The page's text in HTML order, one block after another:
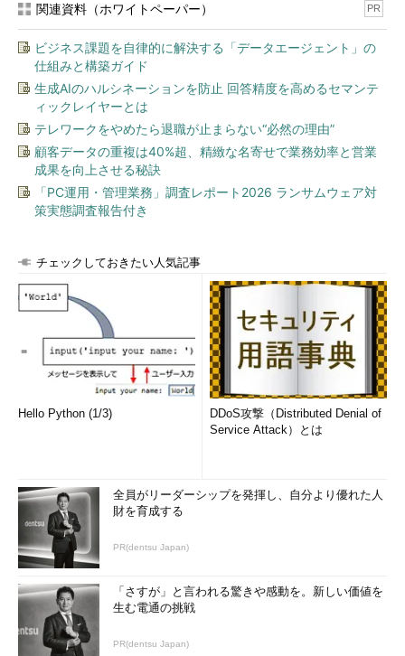
関連資料（ホワイトペーパー） PR
ビジネス課題を自律的に解決する「データエージェント」の
仕組みと構築ガイド
生成AIのハルシネーションを防止 回答精度を高めるセマンテ
ィックレイヤーとは
テレワークをやめたら退職が止まらない“必然の理由”
顧客データの重複は40%超、精緻な名寄せで業務効率と営業
成果を向上させる秘訣
「PC運用・管理業務」調査レポート2026 ランサムウェア対
策実態調査報告付き
チェックしておきたい人気記事
Hello Python (1/3)
DDoS攻撃（Distributed Denial of
Service Attack）とは
全員がリーダーシップを発揮し、自分より優れた人
財を育成する
PR(dentsu Japan)
「さすが」と言われる驚きや感動を。新しい価値を
生む電通の挑戦
PR(dentsu Japan)